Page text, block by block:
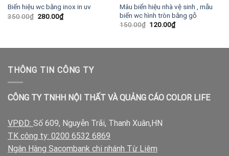
Biển hiệu wc bằng inox in uv
350.00₫ Giá
280.00₫Giá
hiện
Mâu biển hiệu nhà vệ sinh , mẫu
biển wc hình tròn bằng gỗ
150.00₫ Giá
120.00₫Giá
hiện
120.00₫.
THÔNG TIN CÔNG TY
CÔNG TY TNHH NỘI THẤT VÀ QUẢNG CÁO COLOR LIFE
VPĐD: Số 609, Nguyễn Trãi, Thanh Xuân,HN
TK công ty: 0200 6532 6869
Ngân Hàng Sacombank chi nhánh Từ Liêm